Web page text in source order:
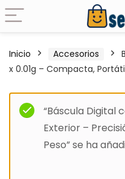
Inicio Accesorios
x 0.01g – Compacta,
“Báscula Digital
Exterior –
Peso” se ha